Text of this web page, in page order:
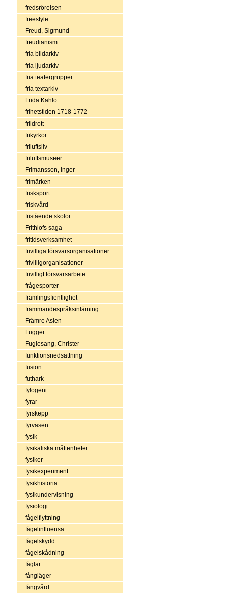
fredsrörelsen
freestyle
Freud, Sigmund
freudianism
fria bildarkiv
fria ljudarkiv
fria teatergrupper
fria textarkiv
Frida Kahlo
frihetstiden 1718-1772
friidrott
frikyrkor
friluftsliv
friluftsmuseer
Frimansson, Inger
frimärken
frisksport
friskvård
fristående skolor
Frithiofs saga
fritidsverksamhet
frivilliga försvarsorganisationer
frivilligorganisationer
frivilligt försvarsarbete
frågesporter
främlingsfientlighet
främmandespråksinlärning
Främre Asien
Fugger
Fuglesang, Christer
funktionsnedsättning
fusion
futhark
fylogeni
fyrar
fyrskepp
fyrväsen
fysik
fysikaliska måttenheter
fysiker
fysikexperiment
fysikhistoria
fysikundervisning
fysiologi
fågelflyttning
fågelinfluensa
fågelskydd
fågelskådning
fåglar
fångläger
fångvård